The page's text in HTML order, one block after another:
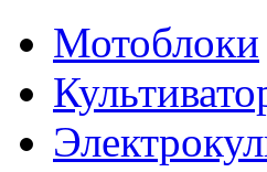
Мотоблоки